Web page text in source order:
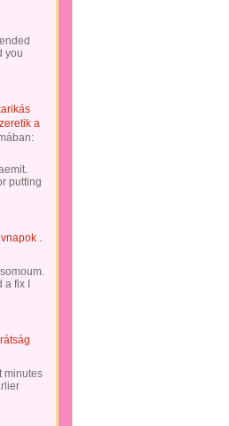
you
a
putting
.
fix I
minutes